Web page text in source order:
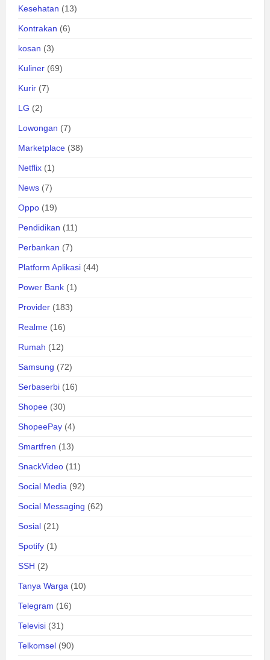
Kesehatan (13)
Kontrakan (6)
kosan (3)
Kuliner (69)
Kurir (7)
LG (2)
Lowongan (7)
Marketplace (38)
Netflix (1)
News (7)
Oppo (19)
Pendidikan (11)
Perbankan (7)
Platform Aplikasi (44)
Power Bank (1)
Provider (183)
Realme (16)
Rumah (12)
Samsung (72)
Serbaserbi (16)
Shopee (30)
ShopeePay (4)
Smartfren (13)
SnackVideo (11)
Social Media (92)
Social Messaging (62)
Sosial (21)
Spotify (1)
SSH (2)
Tanya Warga (10)
Telegram (16)
Televisi (31)
Telkomsel (90)